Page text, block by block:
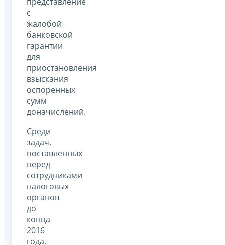
с
жалобой
банковской
гарантии
для
приостановления
взыскания
оспоренных
сумм
доначислений.
Среди
задач,
поставленных
перед
сотрудниками
налоговых
органов
до
конца
2016
года,